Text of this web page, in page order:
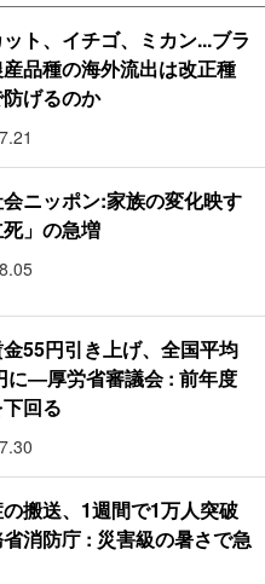
ト、イチゴ、ミカン...ブラ
品種の海外流出は改正種
げるのか
ニッポン:家族の変化映す
死」の急増
55円引き上げ、全国平均
に―厚労省審議会 : 前年度
回る
搬送、1週間で1万人突破
消防庁 : 災害級の暑さで急